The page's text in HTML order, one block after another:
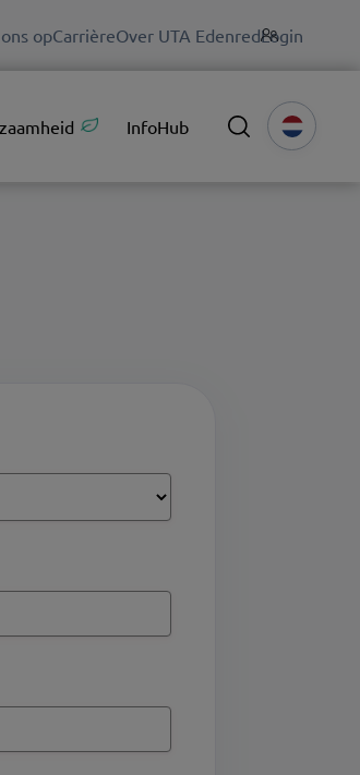
opCarrièreOver UTA EdenredLogin
InfoHub